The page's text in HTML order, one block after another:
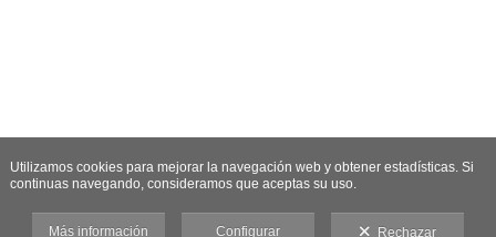
Utilizamos cookies para mejorar la navegación web y obtener estadísticas. Si
continuas navegando, consideramos que aceptas su uso.
Más información Configurar Rechazar